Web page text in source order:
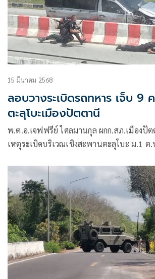
15 มีนาคม 2568
ลอบวางระเบิดรถทหาร เจ็บ 9
ตะลุโบะเมืองปัตตานี
พ.ต.อ.เจฟฟรีย์ ไศลมานกุล ผกก.สภ.เมืองปัต
เหตุระเบิดบริเวณเชิงสะพานตะลุโบะ ม.1 ต.
ทางดังกล่าวชั่วคราว จากนั้นประสานชุดเก็บ
ตรวจสอบ